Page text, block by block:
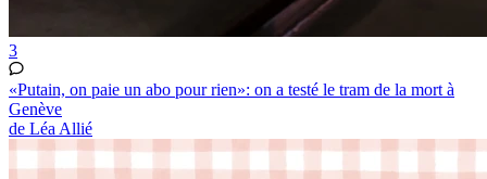
3
«Putain, on paie un abo pour rien»: on a testé le tram de la mort à
Genève
de Léa Allié